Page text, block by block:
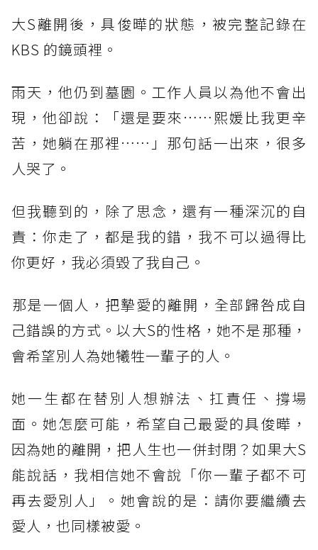
大S離開後，具俊曄的狀態，被完整記錄在
KBS 的鏡頭裡。
雨天，他仍到墓園。工作人員以為他不會出
現，他卻說：「還是要來……熙媛比我更辛
苦，她躺在那裡……」那句話一出來，很多
人哭了。
但我聽到的，除了思念，還有一種深沉的自
責：你走了，都是我的錯，我不可以過得比
你更好，我必須毀了我自己。
​那是一個人，把摯愛的離開，全部歸咎成自
己錯誤的方式。以大S的性格，她不是那種，
會希望別人為她犧牲一輩子的人。
她一生都在替別人想辦法、扛責任、撐場
面。她怎麼可能，希望自己最愛的具俊曄，
因為她的離開，把人生也一併封閉？如果大S
能說話，我相信她不會說「你一輩子都不可
再去愛別人」。​她會說的是：請你要繼續去
愛人，也同樣被愛。